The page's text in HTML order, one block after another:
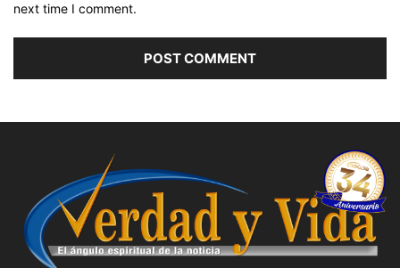
next time I comment.